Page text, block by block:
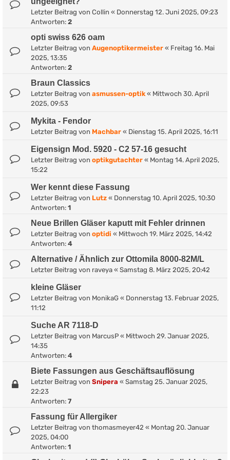
Letzter Beitrag von Collin « Donnerstag 12. Juni 2025, 09:23
Antworten: 2
opti swiss 626 oam
Letzter Beitrag von Augenoptikermeister « Freitag 16. Mai
2025, 13:35
Antworten: 2
Braun Classics
Letzter Beitrag von asmussen-optik « Mittwoch 30. April
2025, 09:53
Mykita - Fendor
Letzter Beitrag von Machbar « Dienstag 15. April 2025, 16:11
Eigensign Mod. 5920 - C2 57-16 gesucht
Letzter Beitrag von optikgutachter « Montag 14. April 2025,
15:22
Wer kennt diese Fassung
Letzter Beitrag von Lutz « Donnerstag 10. April 2025, 10:30
Antworten: 1
Neue Brillen Gläser kaputt mit Fehler drinnen
Letzter Beitrag von optidi « Mittwoch 19. März 2025, 14:42
Antworten: 4
Alternative / Ähnlich zur Ottomila 8000-82M/L
Letzter Beitrag von raveya « Samstag 8. März 2025, 20:42
kleine Gläser
Letzter Beitrag von MonikaG « Donnerstag 13. Februar 2025,
11:12
Suche AR 7118-D
Letzter Beitrag von MarcusP « Mittwoch 29. Januar 2025,
14:35
Antworten: 4
Biete Fassungen aus Geschäftsauflösung
Letzter Beitrag von Snipera « Samstag 25. Januar 2025,
22:23
Antworten: 7
Fassung für Allergiker
Letzter Beitrag von thomasmeyer42 « Montag 20. Januar
2025, 04:00
Antworten: 1